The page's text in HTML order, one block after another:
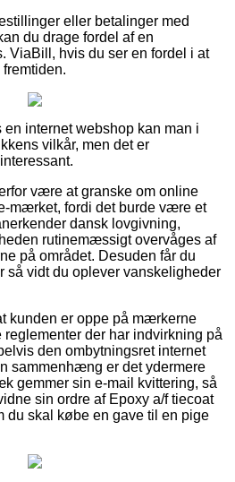
eller betalinger med
du drage fordel af en
ViaBill, hvis du ser en fordel i at
en internet webshop kan man i
vilkår, men det er
være at granske om online
mærket, fordi det burde være et
dansk lovgivning,
rutinemæssigt overvåges af
på området. Desuden får du
så vidt du oplever vanskeligheder
kunden er oppe på mærkerne
der har indvirkning på
den ombytningsret internet
sammenhæng er det ydermere
gemmer sin e-mail kvittering, så
sin ordre af Epoxy a/f tiecoat
du skal købe en gave til en pige